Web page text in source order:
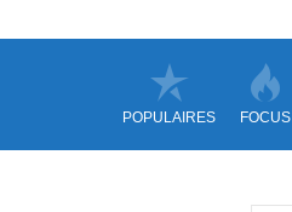
POPULAIRES FOCUS